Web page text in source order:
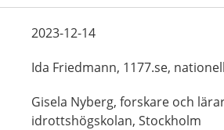
2023-12-14
Ida Friedmann, 1177.se,
Gisela Nyberg, forskare och
idrottshögskolan, Stockholm